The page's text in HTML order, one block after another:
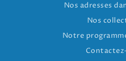
Nos adresses
Nos
Notre